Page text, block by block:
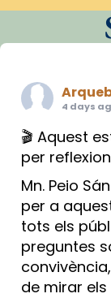
4 days
🎬 Aquest
per
Mn. Peio
per a
tots els
preguntes
de mirar els